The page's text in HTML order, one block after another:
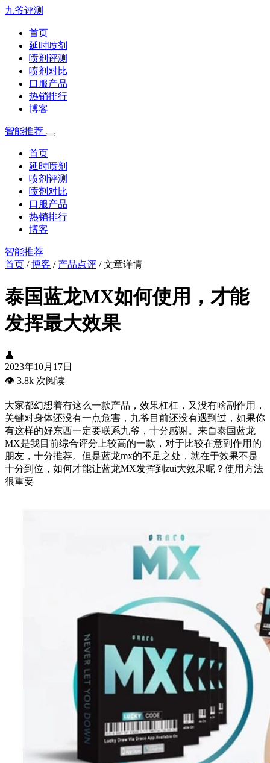
九爷评测
首页
延时喷剂
喷剂评测
喷剂对比
口服产品
热销排行
博客
智能推荐
首页
延时喷剂
喷剂评测
喷剂对比
口服产品
热销排行
博客
智能推荐
首页 /博客 / 产品点评 /文章详情
泰国蓝龙MX如何使用，才能
发挥最大效果
👤
2023年10月17日
👁️ 3.8k 次阅读
大家都幻想着有这么一款产品，效果杠杠，又没有啥副作用，
关键对身体还没有一点危害，九爷目前还没有遇到过，如果你
有这样的好东西一定要联系九爷，十分感谢。来自泰国蓝龙
MX是我目前综合评分上较高的一款，对于比较在意副作用的
朋友，十分推荐。但是蓝龙mx的不足之处，就在于效果不是
十分到位，如何才能让蓝龙MX发挥到zui大效果呢？使用方法
很重要